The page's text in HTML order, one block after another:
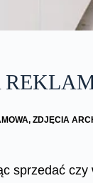
, ZDJĘCIA
sprzedać